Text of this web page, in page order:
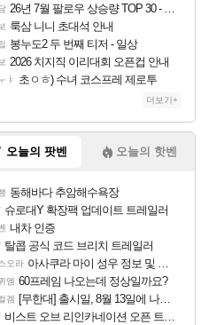
26년 7월 팔로우 상승량 TOP 30 - 월간 치지직
룩삼 니니 초대석 안내
봉누도2 두 번째 티저 - 일상
2026 치지직 이리대회 오픈컵 안내
ㅑ 초ㅇㅎ) 수녀 코스프레 제로투
더보기+
오늘의 팟벤 오늘의 핫벤
동해바다 추암해수욕장
슈로대Y 확장팩 업데이트 트레일러
내차 인증
탈콥 공식 코드 브리치 트레일러
오라 아사쿠라 마이 성우 정보 및 주요 필모
엠 60프레임 나오는데 정상일까요?
겜 [무한대] 출시일, 8월 13일에 나오나
비스트 오브 리인카네이션 오픈 트레일러